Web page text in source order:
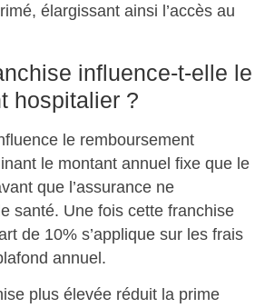
élargissant ainsi l’accès au
influence-t-elle le
hospitalier ?
le remboursement
le montant annuel fixe que le
que l’assurance ne
santé. Une fois cette franchise
de 10% s’applique sur les frais
annuel.
plus élevée réduit la prime